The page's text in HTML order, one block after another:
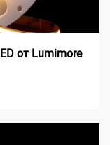
от Lumimore